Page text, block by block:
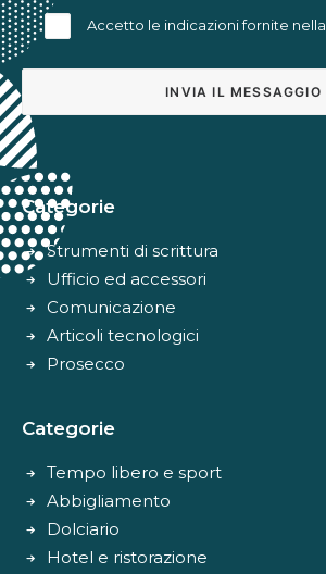
Accetto le indicazioni fornite nella
Categorie
Strumenti di scrittura
Ufficio ed accessori
Comunicazione
Articoli tecnologici
Prosecco
Categorie
Tempo libero e sport
Abbigliamento
Dolciario
Hotel e ristorazione